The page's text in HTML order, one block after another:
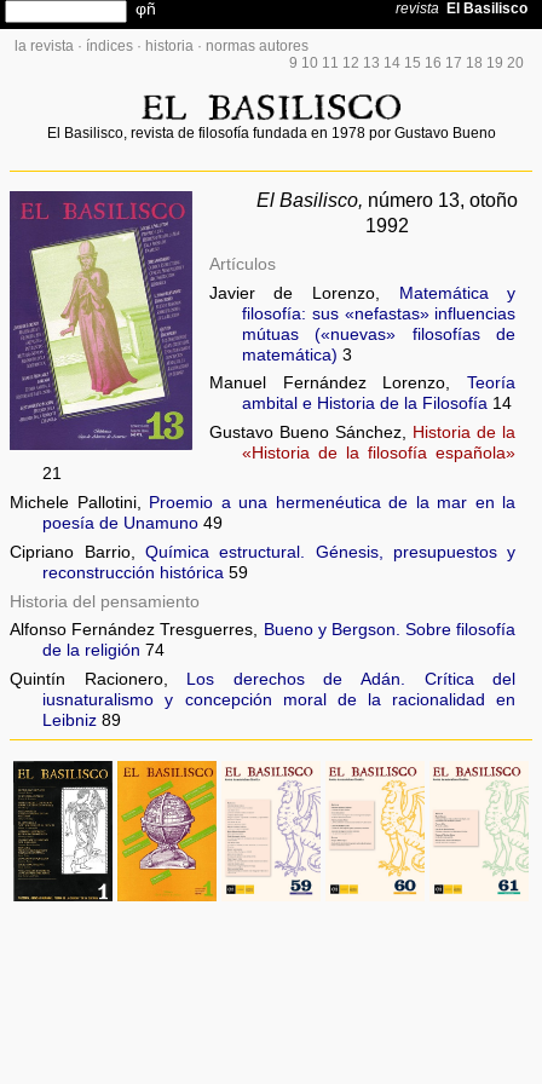
la revista · índices · historia · normas autores
9 10 11 12 13 14 15 16 17 18 19 20
El Basilisco, revista de filosofía fundada en 1978 por Gustavo Bueno
El Basilisco, número 13, otoño
1992
Artículos
Javier de Lorenzo, Matemática y
filosofía: sus «nefastas» influencias
mútuas («nuevas» filosofías de
matemática) 3
Manuel Fernández Lorenzo,Teoría
ambital e Historia de la Filosofía 14
Gustavo Bueno Sánchez, Historia de la
«Historia de la filosofía española»
21
Michele Pallotini, Proemio a una hermenéutica de la mar en la
poesía de Unamuno 49
Cipriano Barrio, Química estructural. Génesis, presupuestos y
reconstrucción histórica 59
Historia del pensamiento
Alfonso Fernández Tresguerres, Bueno y Bergson. Sobre filosofía
de la religión 74
Quintín Racionero,
Los derechos de Adán. Crítica del
iusnaturalismo y concepción moral de la racionalidad en
Leibniz 89